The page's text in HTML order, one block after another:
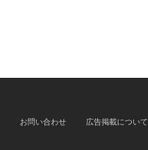
お問い合わせ 広告掲載について